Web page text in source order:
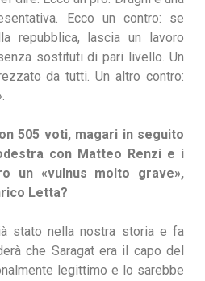
Ecco un contro: se
repubblica, lascia un lavoro
sostituti di pari livello. Un
da tutti. Un altro contro:
505 voti, magari in seguito
con Matteo Renzi e i
un «vulnus molto grave»,
Letta?
stato nella nostra storia e fa
che Saragat era il capo del
legittimo e lo sarebbe